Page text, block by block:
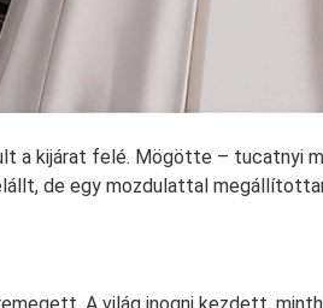
a kijárat felé. Mögötte – tucatnyi
de egy mozdulattal